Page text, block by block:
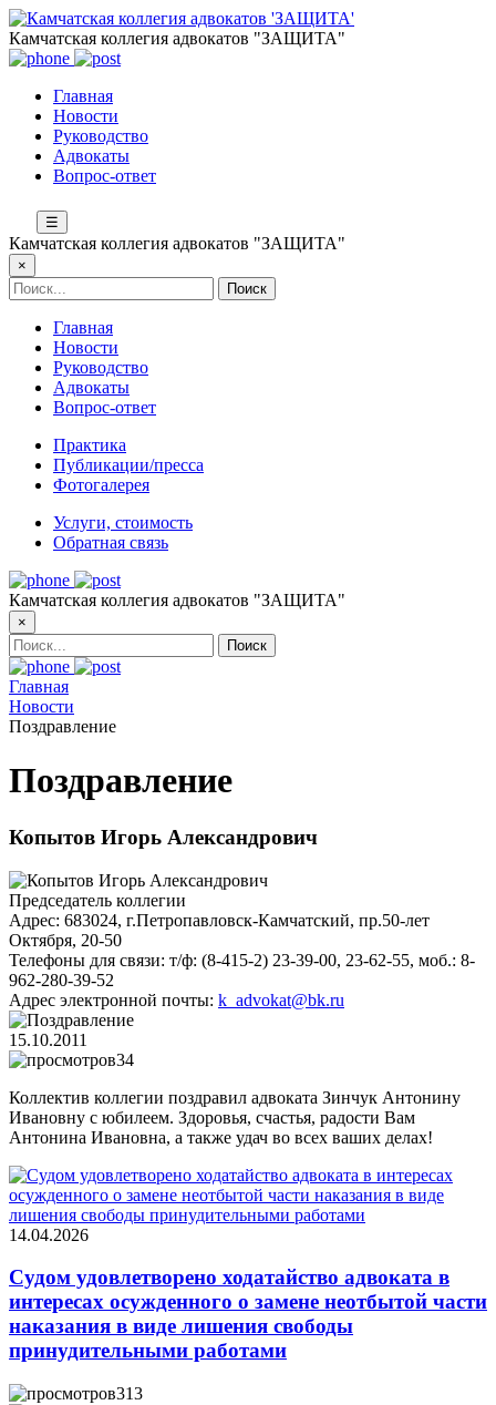
Камчатская коллегия адвокатов "ЗАЩИТА"
Главная
Новости
Руководство
Адвокаты
Вопрос-ответ
☰
Камчатская коллегия адвокатов "ЗАЩИТА"
×
Главная
Новости
Руководство
Адвокаты
Вопрос-ответ
Практика
Публикации/пресса
Фотогалерея
Услуги, стоимость
Обратная связь
Камчатская коллегия адвокатов "ЗАЩИТА"
×
Главная
Новости
Поздравление
Поздравление
Копытов Игорь Александрович
Председатель коллегии
Адрес: 683024, г.Петропавловск-Камчатский, пр.50-лет
Октября, 20-50
Телефоны для связи: т/ф: (8-415-2) 23-39-00, 23-62-55, моб.: 8-
962-280-39-52
Адрес электронной почты: k_advokat@bk.ru
15.10.2011
34
Коллектив коллегии поздравил адвоката Зинчук Антонину
Ивановну с юбилеем. Здоровья, счастья, радости Вам
Антонина Ивановна, а также удач во всех ваших делах!
14.04.2026
Судом удовлетворено ходатайство адвоката в
интересах осужденного о замене неотбытой части
наказания в виде лишения свободы
принудительными работами
313